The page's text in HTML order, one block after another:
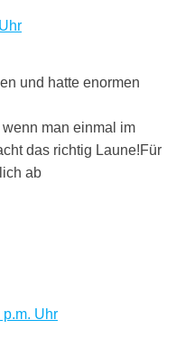
und hatte enormen
man einmal im
das richtig Laune!Für
ab
Uhr